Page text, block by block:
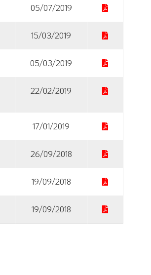
05/07/2019
15/03/2019
05/03/2019
22/02/2019
17/01/2019
26/09/2018
19/09/2018
19/09/2018